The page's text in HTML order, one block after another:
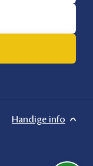
Handige info